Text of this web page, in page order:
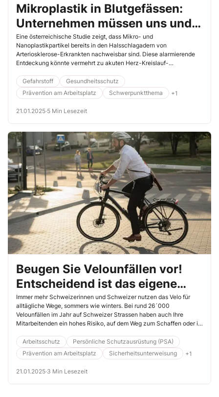
Mikroplastik in Blutgefässen:
Unternehmen müssen uns und
unsere Umwelt schützen
Eine österreichische Studie zeigt, dass Mikro- und
Nanoplastikpartikel bereits in den Halsschlagadern von
Arteriosklerose-Erkrankten nachweisbar sind. Diese alarmierende
Entdeckung könnte vermehrt zu akuten Herz-Kreislauf-
gravierenden gesundheitlichen Folgen dieser unsichtbaren
Bedrohung.
Gefahrstoff
Gesundheitsschutz
Prävention am Arbeitsplatz
Schwerpunktthema +1
21.01.2025·5 Min Lesezeit
Beugen Sie Velounfällen vor!
Entscheidend ist das eigene
Verhalten
Immer mehr Schweizerinnen und Schweizer nutzen das Velo für
alltägliche Wege, sommers wie winters. Bei rund 26´000
Velounfällen im Jahr auf Schweizer Strassen haben auch Ihre
Mitarbeitenden ein hohes Risiko, auf dem Weg zum Schaffen oder in
mögliche Folgen und ermuntern Sie sie, Verantwortung für die
eigene Gesundheit zu übernehmen und sicherheitsbewusst zu
fahren.
Arbeitsschutz
Persönliche Schutzausrüstung (PSA)
Prävention am Arbeitsplatz
Sicherheitsunterweisung +1
21.01.2025·3 Min Lesezeit